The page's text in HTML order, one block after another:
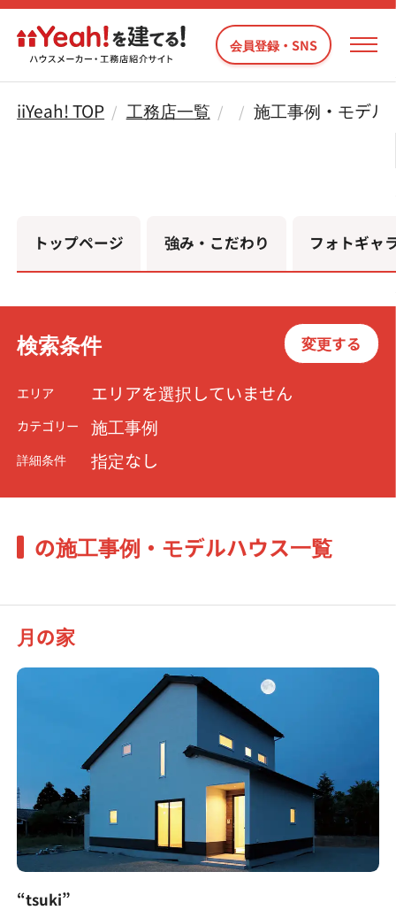
会員登録・SNS
iiYeah! TOP 工務店一覧 施工事例・モデル
トップページ 強み・こだわり フォトギャ
検索条件 変更する
エリア エリアを選択していません
カテゴリー 施工事例
詳細条件 指定なし
の施工事例・モデルハウス一覧
月の家
“tsuki”